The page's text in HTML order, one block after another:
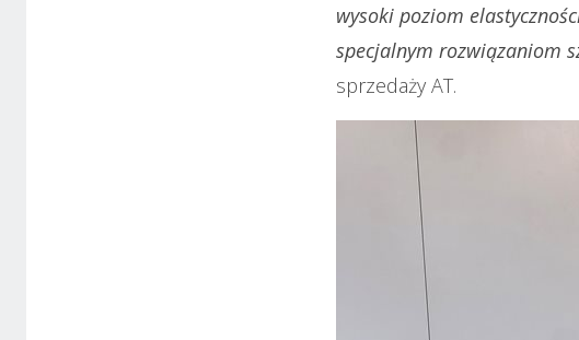
wysoki poziom
specjalnym rozwiązaniom
sprzedaży AT.